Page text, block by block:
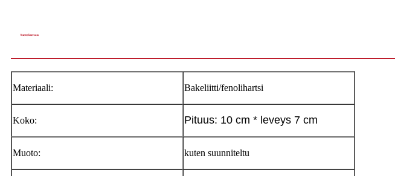
Tuotekuvaus
Materiaali: Bakeliitti/fenolihartsi
Koko: Pituus: 10 cm * leveys 7 cm
Muoto: kuten suunniteltu